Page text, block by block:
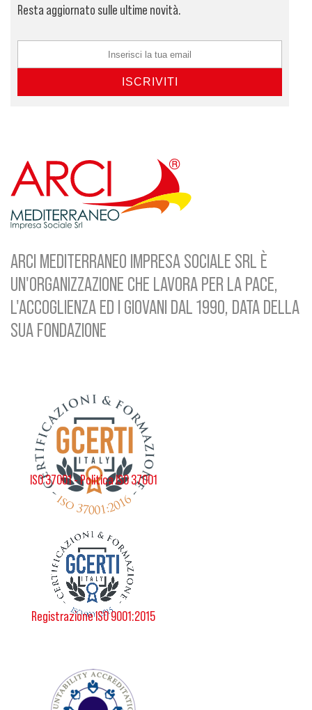
Resta aggiornato sulle ultime novità.
ARCI MEDITERRANEO IMPRESA SOCIALE SRL È
UN'ORGANIZZAZIONE CHE LAVORA PER LA PACE,
L'ACCOGLIENZA ED I GIOVANI DAL 1990, DATA DELLA
SUA FONDAZIONE
ISO 37001 - Politica ISO 37001
Registrazione ISO 9001:2015